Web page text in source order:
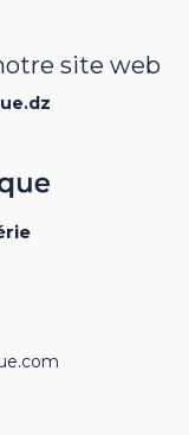
site web